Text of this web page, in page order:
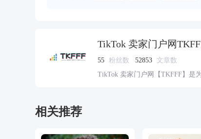
TikTok 卖家门户网
55 粉丝数 52853
文章数
TikTok 卖家门户网【TKFFF】是
相关推荐